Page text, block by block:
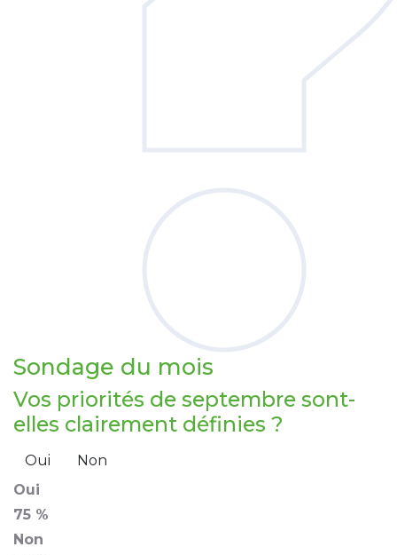
Sondage du mois
Vos priorités de septembre sont-
elles clairement définies ?
Oui
Non
Oui
75 %
Non